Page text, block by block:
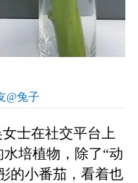
@兔子
士在社交平台上
培植物，除了“动
的小番茄，看着也